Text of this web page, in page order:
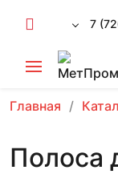
7
Главная
Полоса